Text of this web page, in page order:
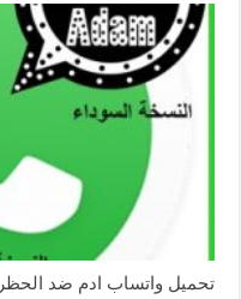
تحميل واتساب ادم ضد الحظر AdamWhatsApp اخر تحديث 2026